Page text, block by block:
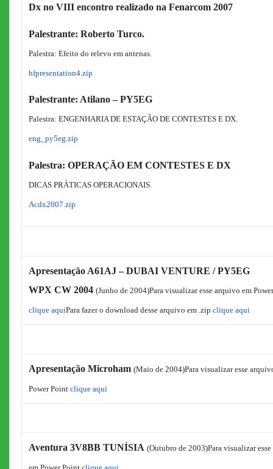
Dx no VIII encontro realizado na Fenarcom 2007
Palestrante: Roberto Turco.
Palestra: Efeito do relevo em antenas.
hfpresentation4.zip
Palestrante: Atilano – PY5EG
Palestra: ENGENHARIA DE ESTAÇÃO DE CONTESTES E DX.
eng_py5eg.zip
Palestra: OPERAÇÃO EM CONTESTES E DX
DICAS PRÁTICAS OPERACIONAIS.
Acdx2007.zip
Apresentação A61AJ – DUBAI VENTURE / PY5EG
WPX CW 2004 (Junho de 2004)Para visualizar esse arquivo em
clique aquiPara fazer o download desse arquivo em .zip clique aqui
Apresentação Microham (Maio de 2004)Para visualizar esse
Power Point clique aqui
Aventura 3V8BB TUNÍSIA (Outubro de 2003)Para visualizar